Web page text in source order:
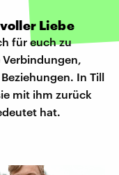
Liebe
für euch zu
In Till
mit ihm zurück
hat.